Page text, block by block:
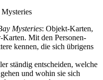
Mysteries: Objekt-Karten,
Mit den Personen-
kennen, die sich übrigens
ständig entscheiden, welche
und wohin sie sich